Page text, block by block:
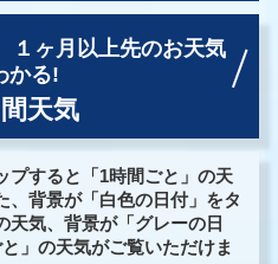
１ヶ月以上先のお天気
かる!
天気
プすると「1時間ごと」の天
、背景が「白色の日付」をタ
天気、背景が「グレーの日
」の天気がご覧いただけま